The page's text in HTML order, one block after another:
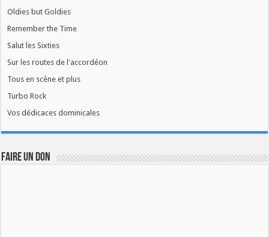
Oldies but Goldies
Remember the Time
Salut les Sixties
Sur les routes de l'accordéon
Tous en scène et plus
Turbo Rock
Vos dédicaces dominicales
FAIRE UN DON